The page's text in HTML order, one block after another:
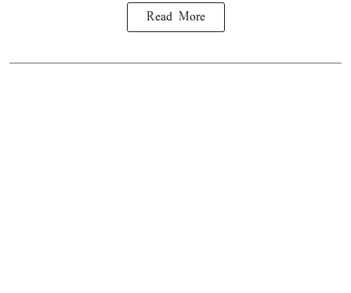
Read More